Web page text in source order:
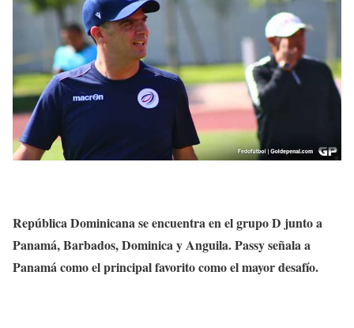
República Dominicana se encuentra en el grupo D junto a
Panamá, Barbados, Dominica y Anguila. Passy señala a
Panamá como el principal favorito como el mayor desafío.